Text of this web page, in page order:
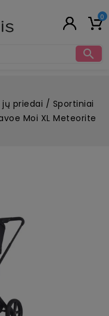
0

jų priedai
Sportiniai
Moi XL Meteorite